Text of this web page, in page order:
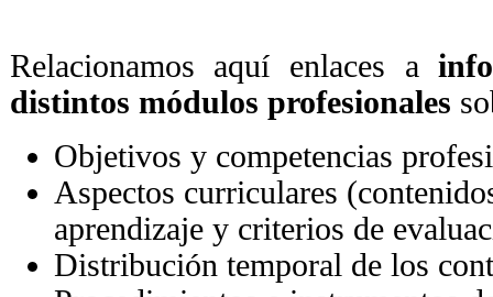
Relacionamos aquí enlaces a
distintos módulos profesionales
Objetivos y competencias
Aspectos curriculares
aprendizaje y criterios de
Distribución temporal de los